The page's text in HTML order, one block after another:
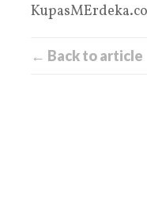
← Back to article